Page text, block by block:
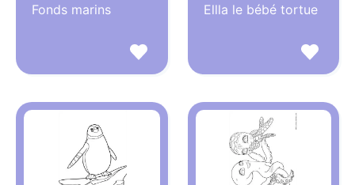
Fonds marins Ellla le bébé tortue